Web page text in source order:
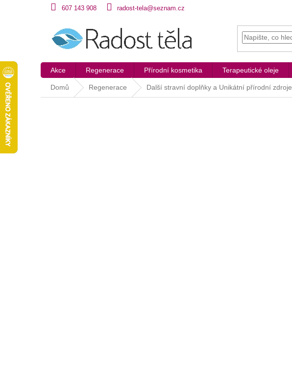
607 143 908 radost-tela@seznam.cz
Akce Regenerace Přírodní kosmetika Terapeutické oleje
Domů Regenerace Další stravní doplňky a Unikátní přírodní zdroje